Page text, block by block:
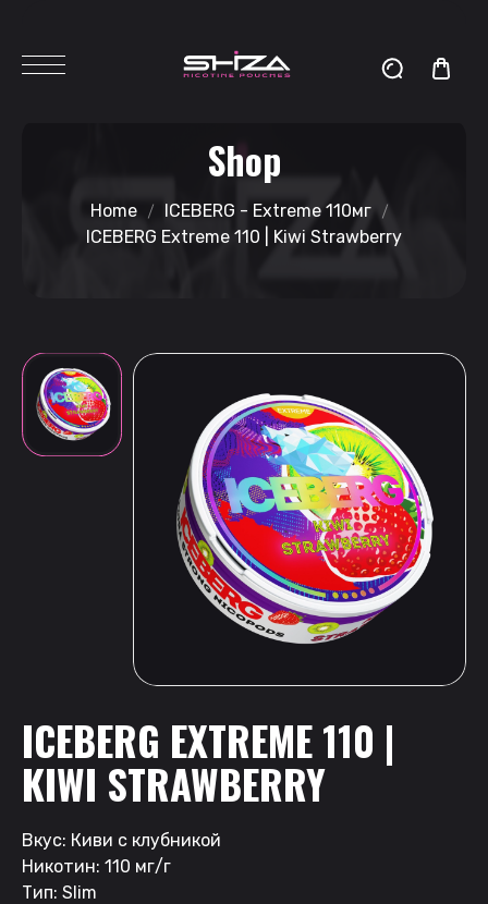
Shop
Home
ICEBERG - Extreme 110мг
ICEBERG Extreme 110 | Kiwi Strawberry
ICEBERG EXTREME 110 |
KIWI STRAWBERRY
Вкус: Киви с клубникой
Никотин: 110 мг/г
Тип: Slim